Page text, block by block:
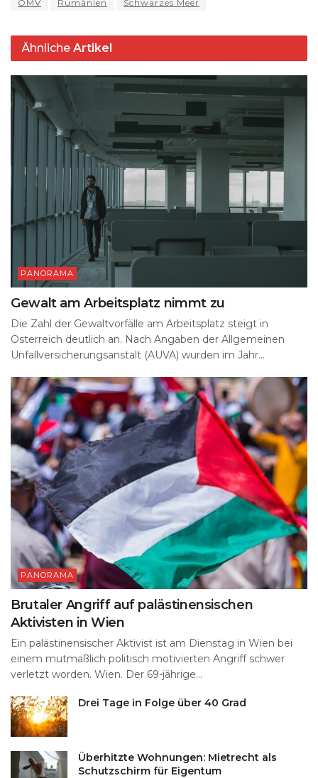
k
OMV Rumänien Schwarzes Meer
Ähnliche Artikel
PANORAMA
Gewalt am Arbeitsplatz nimmt zu
Die Zahl der Gewaltvorfälle am Arbeitsplatz steigt in
Österreich deutlich an. Nach Angaben der Allgemeinen
Unfallversicherungsanstalt (AUVA) wurden im Jahr...
PANORAMA
Brutaler Angriff auf palästinensischen
Aktivisten in Wien
Ein palästinensischer Aktivist ist am Dienstag in Wien bei
einem mutmaßlich politisch motivierten Angriff schwer
verletzt worden. Wien. Der 69-jährige...
Drei Tage in Folge über 40 Grad
Überhitzte Wohnungen: Mietrecht als
Schutzschirm für Eigentum